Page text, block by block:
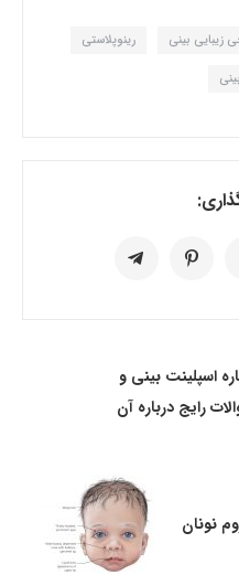
زیبایی بینی رینوپلاستی
اسپلینت بینی و
رایج درباره آن
نونان